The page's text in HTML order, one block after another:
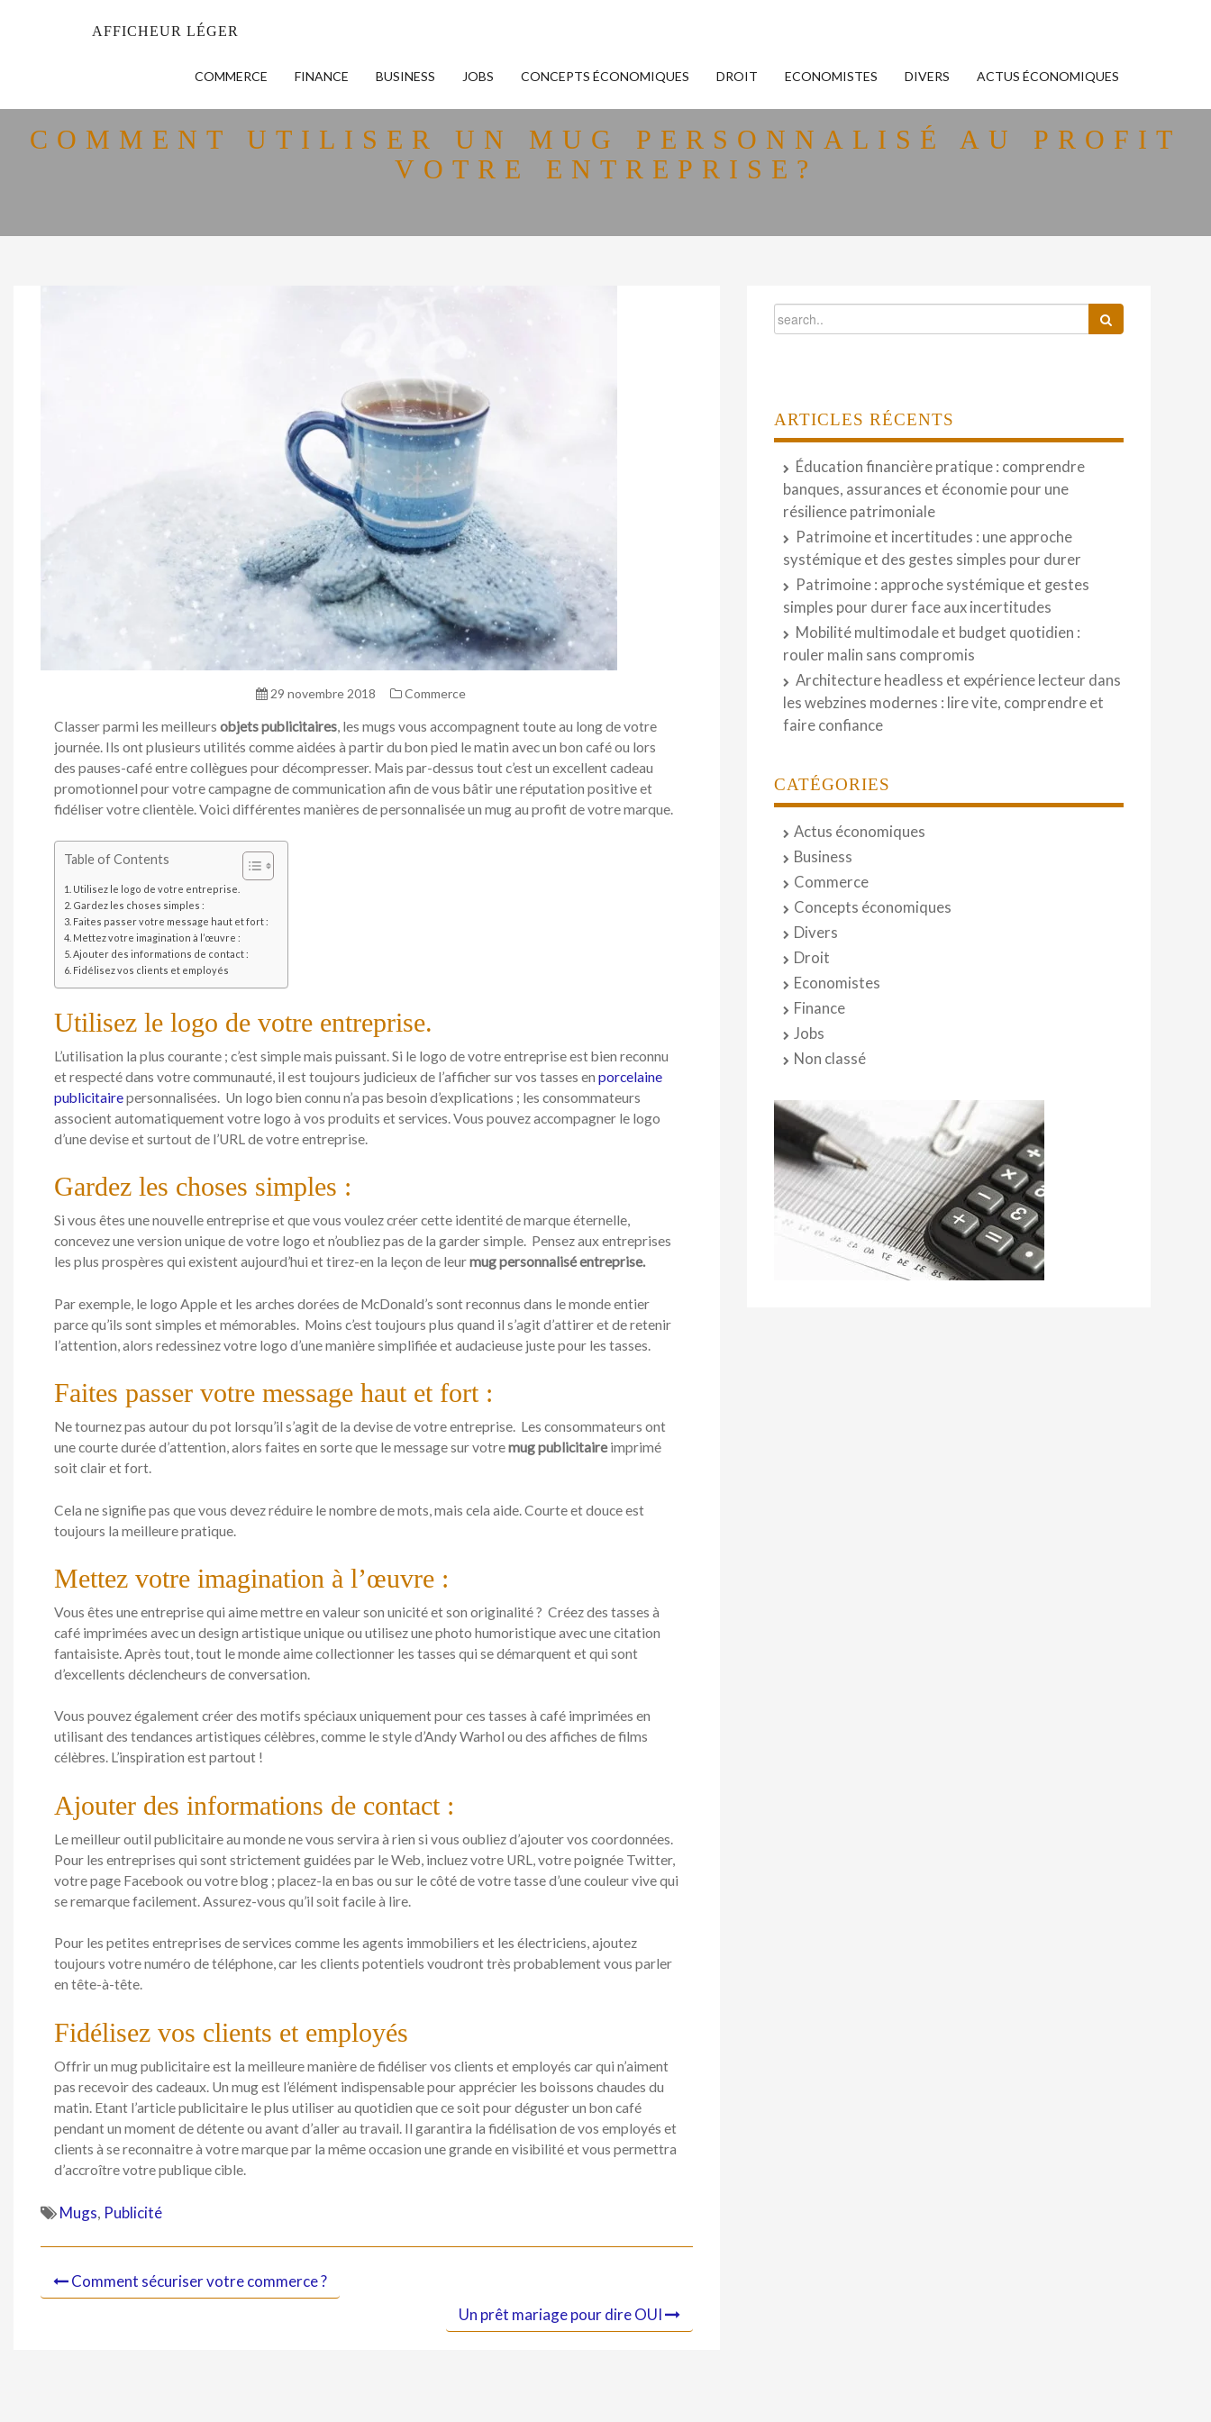
AFFICHEUR LÉGER
COMMERCE FINANCE BUSINESS JOBS CONCEPTS ÉCONOMIQUES DROIT ECONOMISTES DIVERS ACTUS ÉCONOMIQUES
COMMENT UTILISER UN MUG PERSONNALISÉ AU PROFIT
VOTRE ENTREPRISE?
29 novembre 2018 Commerce
Classer parmi les meilleurs objets publicitaires, les mugs vous accompagnent toute au long de votre
journée. Ils ont plusieurs utilités comme aidées à partir du bon pied le matin avec un bon café ou lors
des pauses-café entre collègues pour décompresser. Mais par-dessus tout c’est un excellent cadeau
promotionnel pour votre campagne de communication afin de vous bâtir une réputation positive et
fidéliser votre clientèle. Voici différentes manières de personnalisée un mug au profit de votre marque.
Table of Contents
Utilisez le logo de votre entreprise.
Gardez les choses simples :
Faites passer votre message haut et fort :
Mettez votre imagination à l’œuvre :
Ajouter des informations de contact :
Fidélisez vos clients et employés
Utilisez le logo de votre entreprise.
L’utilisation la plus courante ; c’est simple mais puissant. Si le logo de votre entreprise est bien reconnu
et respecté dans votre communauté, il est toujours judicieux de l’afficher sur vos tasses en porcelaine
publicitairepersonnalisées. Un logo bien connu n’a pas besoin d’explications ; les consommateurs
associent automatiquement votre logo à vos produits et services. Vous pouvez accompagner le logo
d’une devise et surtout de l’URL de votre entreprise.
Gardez les choses simples :
Si vous êtes une nouvelle entreprise et que vous voulez créer cette identité de marque éternelle,
concevez une version unique de votre logo et n’oubliez pas de la garder simple. Pensez aux entreprises
les plus prospères qui existent aujourd’hui et tirez-en la leçon de leurmug personnalisé entreprise.
Par exemple, le logo Apple et les arches dorées de McDonald’s sont reconnus dans le monde entier
parce qu’ils sont simples et mémorables. Moins c’est toujours plus quand il s’agit d’attirer et de retenir
l’attention, alors redessinez votre logo d’une manière simplifiée et audacieuse juste pour les tasses.
Faites passer votre message haut et fort :
Ne tournez pas autour du pot lorsqu’il s’agit de la devise de votre entreprise. Les consommateurs ont
une courte durée d’attention, alors faites en sorte que le message sur votremug publicitaireimprimé
soit clair et fort.
Cela ne signifie pas que vous devez réduire le nombre de mots, mais cela aide. Courte et douce est
toujours la meilleure pratique.
Mettez votre imagination à l’œuvre :
Vous êtes une entreprise qui aime mettre en valeur son unicité et son originalité ? Créez des tasses à
café imprimées avec un design artistique unique ou utilisez une photo humoristique avec une citation
fantaisiste. Après tout, tout le monde aime collectionner les tasses qui se démarquent et qui sont
d’excellents déclencheurs de conversation.
Vous pouvez également créer des motifs spéciaux uniquement pour ces tasses à café imprimées en
utilisant des tendances artistiques célèbres, comme le style d’Andy Warhol ou des affiches de films
célèbres. L’inspiration est partout !
Ajouter des informations de contact :
Le meilleur outil publicitaire au monde ne vous servira à rien si vous oubliez d’ajouter vos coordonnées.
Pour les entreprises qui sont strictement guidées par le Web, incluez votre URL, votre poignée Twitter,
votre page Facebook ou votre blog ; placez-la en bas ou sur le côté de votre tasse d’une couleur vive qui
se remarque facilement. Assurez-vous qu’il soit facile à lire.
Pour les petites entreprises de services comme les agents immobiliers et les électriciens, ajoutez
toujours votre numéro de téléphone, car les clients potentiels voudront très probablement vous parler
en tête-à-tête.
Fidélisez vos clients et employés
Offrir un mug publicitaire est la meilleure manière de fidéliser vos clients et employés car qui n’aiment
pas recevoir des cadeaux. Un mug est l’élément indispensable pour apprécier les boissons chaudes du
matin. Etant l’article publicitaire le plus utiliser au quotidien que ce soit pour déguster un bon café
pendant un moment de détente ou avant d’aller au travail. Il garantira la fidélisation de vos employés et
clients à se reconnaitre à votre marque par la même occasion une grande en visibilité et vous permettra
d’accroître votre publique cible.
Mugs, Publicité
Comment sécuriser votre commerce ?
Un prêt mariage pour dire OUI
ARTICLES RÉCENTS
Éducation financière pratique : comprendre
banques, assurances et économie pour une
résilience patrimoniale
Patrimoine et incertitudes : une approche
systémique et des gestes simples pour durer
Patrimoine : approche systémique et gestes
simples pour durer face aux incertitudes
Mobilité multimodale et budget quotidien :
rouler malin sans compromis
Architecture headless et expérience lecteur dans
les webzines modernes : lire vite, comprendre et
faire confiance
CATÉGORIES
Actus économiques
Business
Commerce
Concepts économiques
Divers
Droit
Economistes
Finance
Jobs
Non classé